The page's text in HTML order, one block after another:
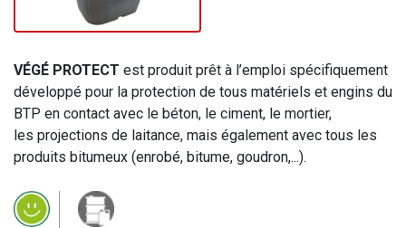
VÉGÉ PROTECT est produit prêt à l’emploi spécifiquement
développé pour la protection de tous matériels et engins du
BTP en contact avec le béton, le ciment, le mortier,
les projections de laitance, mais également avec tous les
produits bitumeux (enrobé, bitume, goudron,...).